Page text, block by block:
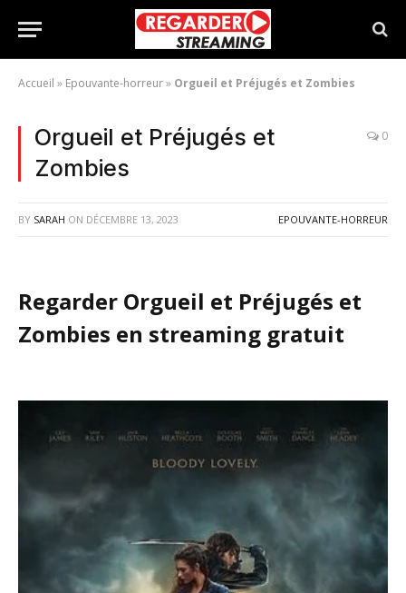
Accueil » Epouvante-horreur» Orgueil et Préjugés et Zombies
Orgueil et Préjugés et
Zombies
0
BY SARAH ON DÉCEMBRE 13, 2023 EPOUVANTE-HORREUR
Regarder Orgueil et Préjugés et
Zombies en streaming gratuit